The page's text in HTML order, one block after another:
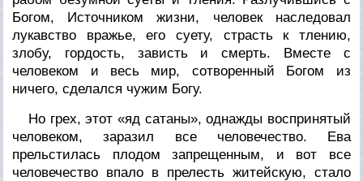
Богом, Источником жизни, человек наследовал
лукавство вражье, его суету, страсть к тлению,
злобу, гордость, зависть и смерть. Вместе с
человеком и весь мир, сотворенный Богом из
ничего, сделался чужим Богу.
Но грех, этот «яд сатаны», однажды воспринятый
человеком, заразил всечеловечество. Ева
прельстилась плодом запрещенным, и вот все
человечество впало в прелестьжитейскую, стало